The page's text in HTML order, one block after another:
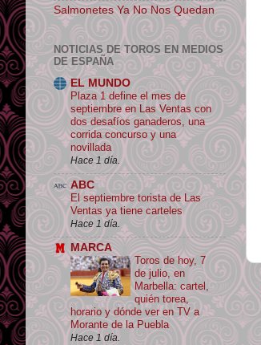
Salmonetes Ya No Nos Quedan
NOTICIAS DE TOROS EN MEDIOS
DE ESPAÑA
EL MUNDO
Plaza 1 define el mes de
septiembre en Las Ventas con
dos desafíos ganaderos, una
corrida concurso y una
novillada
Hace 1 día.
ABC
El septiembre torista de Las
Ventas ya tiene carteles
Hace 1 día.
MARCA
Toros de hoy, 7
de julio, en
Marbella: cartel,
quién torea,
horario y dónde ver en TV a
Morante de la Puebla
Hace 1 día.